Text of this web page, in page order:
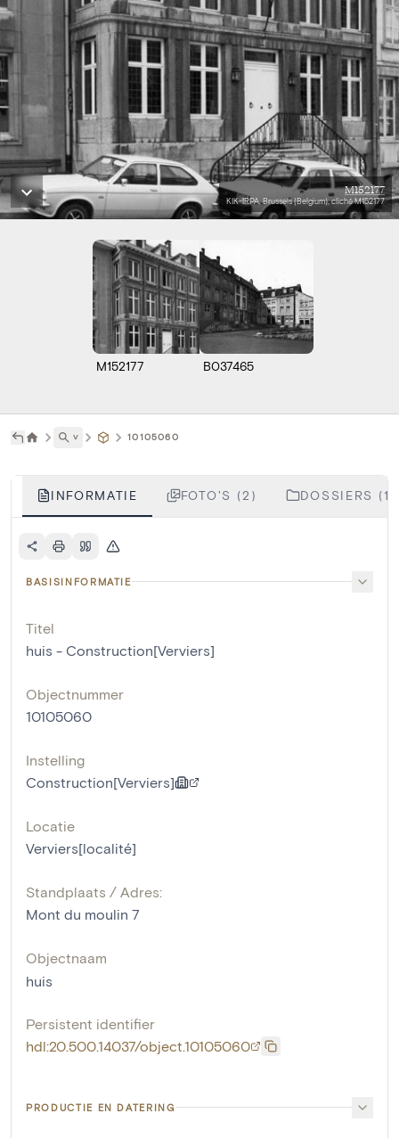
M152177
KIK-IRPA, Brussels (Belgium), cliché M152177
M152177 B037465
˅ 10105060
INFORMATIE FOTO'S (2) DOSSIERS (1)
BASISINFORMATIE
Titel
huis - Construction[Verviers]
Objectnummer
10105060
Instelling
Construction[Verviers]
Locatie
Verviers[localité]
Standplaats / Adres:
Mont du moulin 7
Objectnaam
huis
Persistent identifier
hdl:20.500.14037/object.10105060
PRODUCTIE EN DATERING